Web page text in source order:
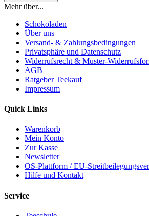
Mehr über...
Schokoladen
Über uns
Versand- & Zahlungsbedingungen
Privatsphäre und Datenschutz
Widerrufsrecht & Muster-
AGB
Ratgeber Teekauf
Impressum
Quick Links
Warenkorb
Mein Konto
Zur Kasse
Newsletter
OS-Plattform / EU-
Hilfe und Kontakt
Service